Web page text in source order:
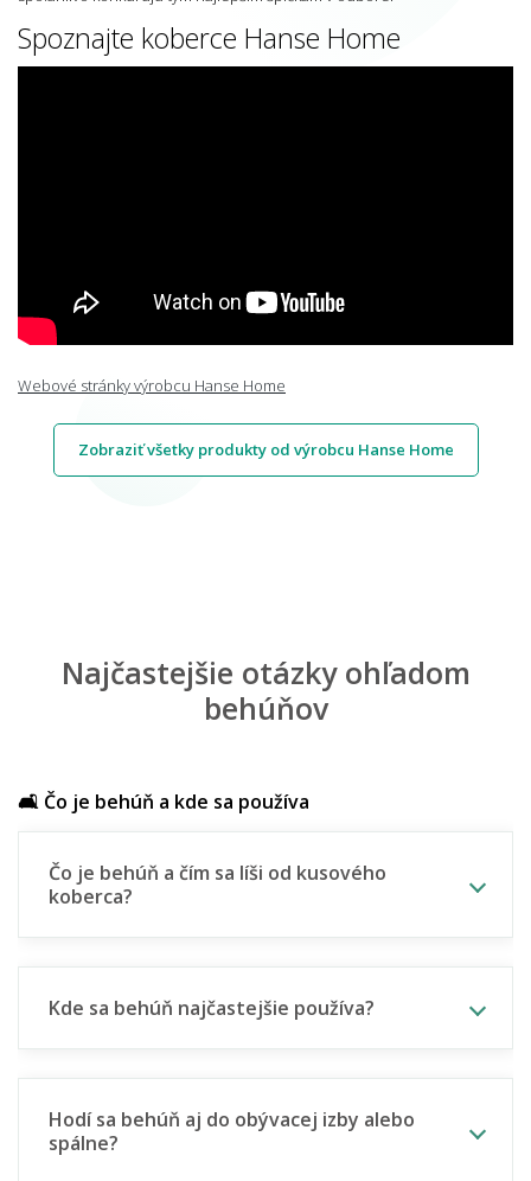
Spoznajte koberce Hanse Home
Webové stránky výrobcu Hanse Home
Zobraziť všetky produkty od výrobcu Hanse Home
Najčastejšie otázky ohľadom
behúňov
🛋️ Čo je behúň a kde sa používa
Čo je behúň a čím sa líši od kusového
koberca?
Kde sa behúň najčastejšie používa?
Hodí sa behúň aj do obývacej izby alebo
spálne?